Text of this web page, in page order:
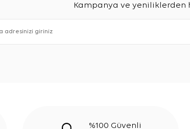
Kampanya ve yeniliklerden
%100 Güvenli